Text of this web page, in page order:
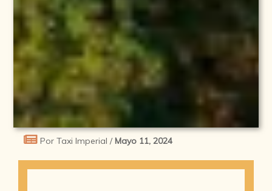
Por Taxi Imperial / Mayo 11, 2024